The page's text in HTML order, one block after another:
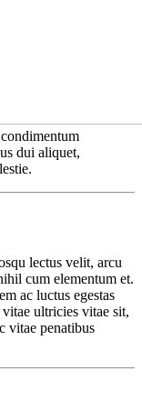
dui aliquet,
lectus velit, arcu
cum elementum et.
ac luctus egestas
ultricies vitae sit,
vitae penatibus